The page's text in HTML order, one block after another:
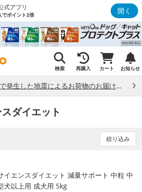
式アプリ
でポイント2倍 開く
検索 再購入 カート お知らせ
熊本県熊本地方で発生した地震によるお荷物のお届け状況について （7/28）
スダイエット
絞り込み
イエンスダイエット 減量サポート 中粒 中
犬以上用 成犬用 5kg